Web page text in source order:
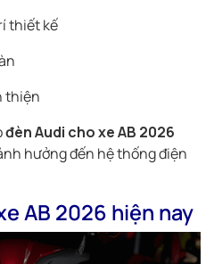
thiết kế
thiện
đèn Audi cho xe AB 2026
hưởng đến hệ thống điện
AB 2026 hiện nay